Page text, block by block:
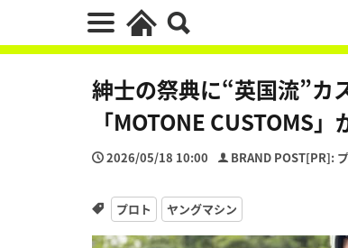
紳士の祭典に“英国流”カ
「MOTONE CUSTOMS
2026/05/18 10:00 BRAND POST[PR]:
プロト ヤングマシン